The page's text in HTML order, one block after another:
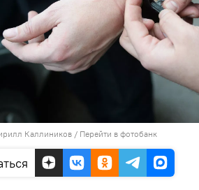
Каллиников / Перейти в фотобанк